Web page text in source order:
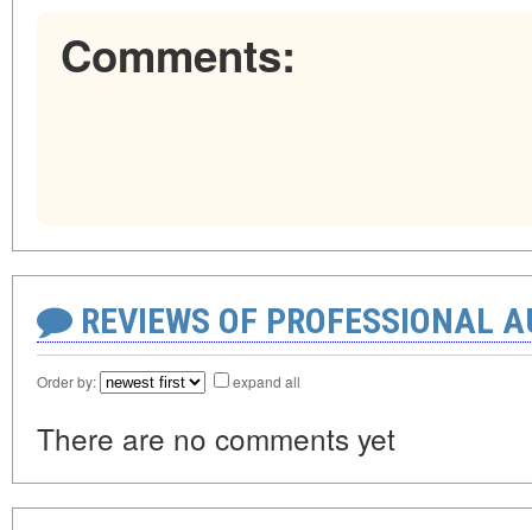
Comments:
REVIEWS OF PROFESSIONAL
Order by: expand all
There are no comments yet